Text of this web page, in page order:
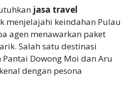
jasa travel
menjelajahi keindahan Pulau
agen menawarkan paket
Salah satu destinasi
Dowong Moi dan Aru
dengan pesona